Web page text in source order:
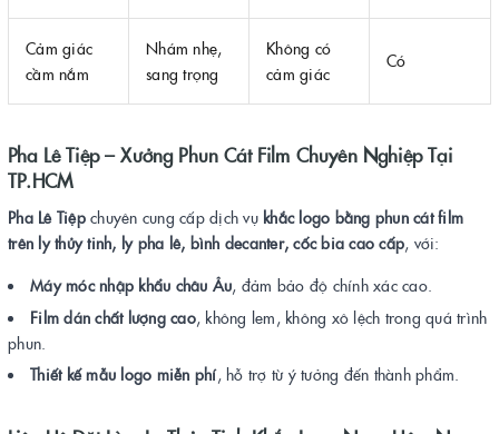
Cảm giác
cầm nắm
Nhám nhẹ,
sang trọng
Không có
cảm giác
Có
Pha Lê Tiệp – Xưởng Phun Cát Film Chuyên Nghiệp Tại
TP.HCM
Pha Lê Tiệpchuyên cung cấp dịch vụ khắc logo bằng phun cát film
trên ly thủy tinh, ly pha lê, bình decanter, cốc bia cao cấp, với:
Máy móc nhập khẩu châu Âu, đảm bảo độ chính xác cao.
Film dán chất lượng cao, không lem, không xô lệch trong quá trình
phun.
Thiết kế mẫu logo miễn phí, hỗ trợ từ ý tưởng đến thành phẩm.